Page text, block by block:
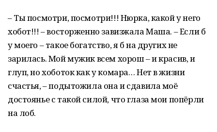
– Ты посмотри, посмотри!!! Нюрка, какой у него
хобот!!! – восторженно завизжала Маша. – Если б
у моего – такое богатство, я б на других не
зарилась. Мой мужик всем хорош – и красив, и
глуп, но хоботок как у комара… Нет в жизни
счастья, – подытожила она и сдавила моё
достоянье с такой силой, что глаза мои попёрли
на лоб.